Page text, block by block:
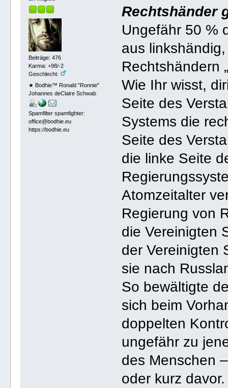
Beiträge: 476
Karma: +98/-2
Geschlecht:
★ Bodhie™ Ronald "Ronnie"
Johannes deClaire Schwab
Spamfilter spamfighter:
office@bodhie.eu
https://bodhie.eu
Rechtshänder
Ungefähr 50 %
aus
Rechtshändern
Wie Ihr wisst,
Seite des
Systems die
Seite des
die linke Seite
Atomzeitalter
Regierung von
die Vereinigten
der Vereinigten
sie nach
So bewältigte
sich beim
doppelten
ungefähr zu
des Menschen
oder kurz davor.